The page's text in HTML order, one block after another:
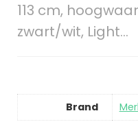
113 cm,
zwart/wit, Light…
Brand